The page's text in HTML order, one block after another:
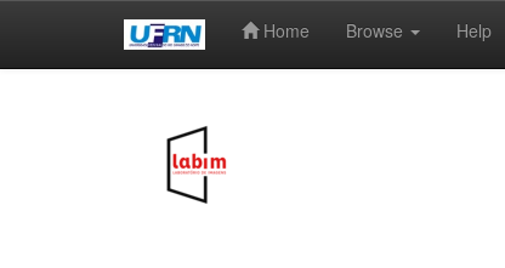
Home Browse Help